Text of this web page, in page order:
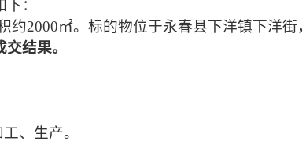
：
约2000㎡。标的物位于永春县下洋镇下洋街，
结果。
、生产。